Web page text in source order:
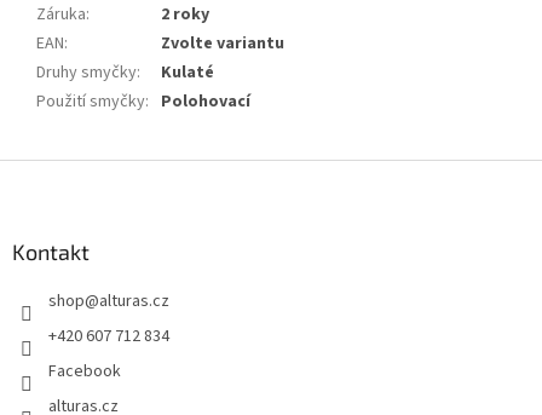
Záruka:
2 roky
EAN:
Zvolte variantu
Druhy smyčky:
Kulaté
Použití smyčky: Polohovací
Kontakt
shop@alturas.cz
+420 607 712 834
Facebook
alturas.cz